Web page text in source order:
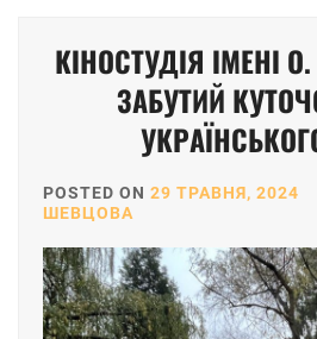
КІНОСТУДІЯ ІМЕНІ
ЗАБУТИЙ
POSTED ON 29 ТРАВНЯ, 2024
ШЕВЦОВА